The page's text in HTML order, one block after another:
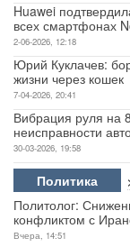
Huawei
всех смартфонах
2-06-2026, 12:18
Юрий Куклачев:
жизни через кошек
7-04-2026, 20:41
Вибрация руля на
неисправности
30-03-2026, 19:58
Политика
Политолог:
конфликтом с
Вчера, 14:51